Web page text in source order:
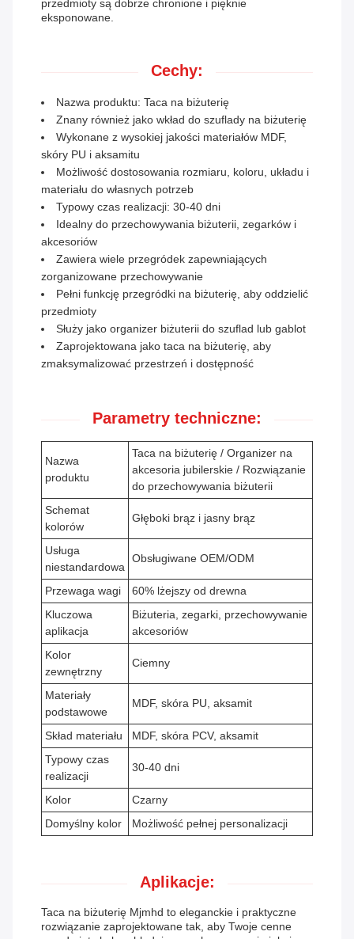
przedmioty są dobrze chronione i pięknie
eksponowane.
Cechy:
Nazwa produktu: Taca na biżuterię
Znany również jako wkład do szuflady na biżuterię
Wykonane z wysokiej jakości materiałów MDF,
skóry PU i aksamitu
Możliwość dostosowania rozmiaru, koloru, układu i
materiału do własnych potrzeb
Typowy czas realizacji: 30-40 dni
Idealny do przechowywania biżuterii, zegarków i
akcesoriów
Zawiera wiele przegródek zapewniających
zorganizowane przechowywanie
Pełni funkcję przegródki na biżuterię, aby oddzielić
przedmioty
Służy jako organizer biżuterii do szuflad lub gablot
Zaprojektowana jako taca na biżuterię, aby
zmaksymalizować przestrzeń i dostępność
Parametry techniczne:
Nazwa
produktu
Taca na biżuterię / Organizer na
akcesoria jubilerskie / Rozwiązanie
do przechowywania biżuterii
Schemat
kolorów
Głęboki brąz i jasny brąz
Usługa
niestandardowa
Obsługiwane OEM/ODM
Przewaga wagi
60% lżejszy od drewna
Kluczowa
aplikacja
Biżuteria, zegarki, przechowywanie
akcesoriów
Kolor
zewnętrzny
Ciemny
Materiały
podstawowe
MDF, skóra PU, aksamit
Skład materiału
MDF, skóra PCV, aksamit
Typowy czas
realizacji
30-40 dni
Kolor
Czarny
Domyślny kolor
Możliwość pełnej personalizacji
Aplikacje:
Taca na biżuterię Mjmhd to eleganckie i praktyczne
rozwiązanie zaprojektowane tak, aby Twoje cenne